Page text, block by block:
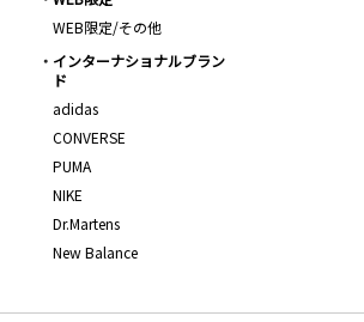
WEB限定/その他
インターナショナルブラン
ド
adidas
CONVERSE
PUMA
NIKE
Dr.Martens
New Balance